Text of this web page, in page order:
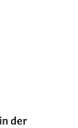
der